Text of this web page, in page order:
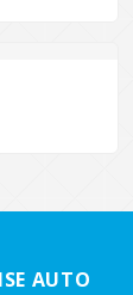
AUTO